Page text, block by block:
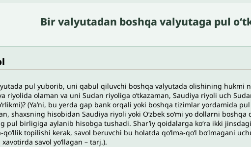
Bir valyutadan boshqa valyutaga pul
pul yuborib, uni qabul qiluvchi boshqa valyutada olishining hukmi
riyolida olaman va uni Sudan riyoliga oʻtkazaman, Saudiya riyoli uch
(Ya’ni, bu yerda gap bank orqali yoki boshqa tizimlar yordamida
shaxsning hisobidan Saudiya riyoli yoki Oʻzbek soʻmi yo dollarni boshqa
pul birligiga aylanib hisobga tushadi. Shar’iy qoidalarga koʻra ikki
qoʻllik topilishi kerak, savol beruvchi bu holatda qoʻlma-qoʻl boʻlmagani
savol yoʻllagan – tarj.).